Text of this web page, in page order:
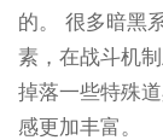
的。 很多暗黑
素，在战斗机
掉落一些特殊
感更加丰富。